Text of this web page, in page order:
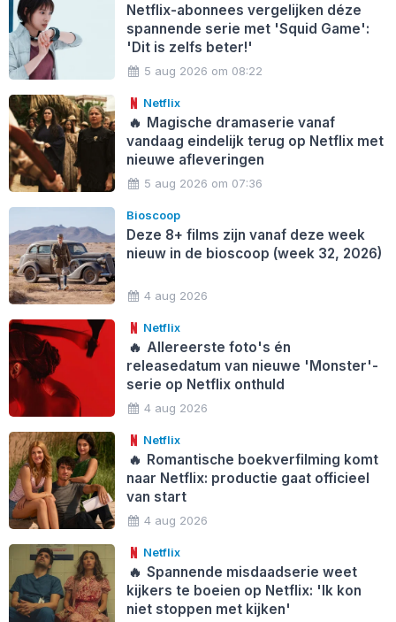
Netflix-abonnees vergelijken déze
spannende serie met 'Squid Game':
'Dit is zelfs beter!'
5 aug 2026 om 08:22
Netflix
🔥 Magische dramaserie vanaf
vandaag eindelijk terug op Netflix met
nieuwe afleveringen
5 aug 2026 om 07:36
Bioscoop
Deze 8+ films zijn vanaf deze week
nieuw in de bioscoop (week 32, 2026)
4 aug 2026
Netflix
🔥 Allereerste foto's én
releasedatum van nieuwe 'Monster'-
serie op Netflix onthuld
4 aug 2026
Netflix
🔥 Romantische boekverfilming komt
naar Netflix: productie gaat officieel
van start
4 aug 2026
Netflix
🔥 Spannende misdaadserie weet
kijkers te boeien op Netflix: 'Ik kon
niet stoppen met kijken'